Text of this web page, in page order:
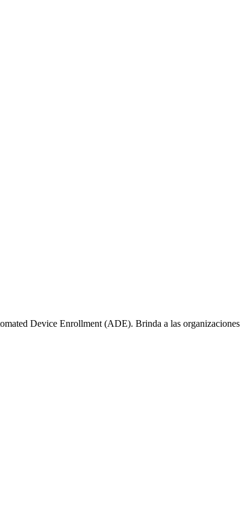
Device Enrollment (ADE). Brinda a las organizaciones